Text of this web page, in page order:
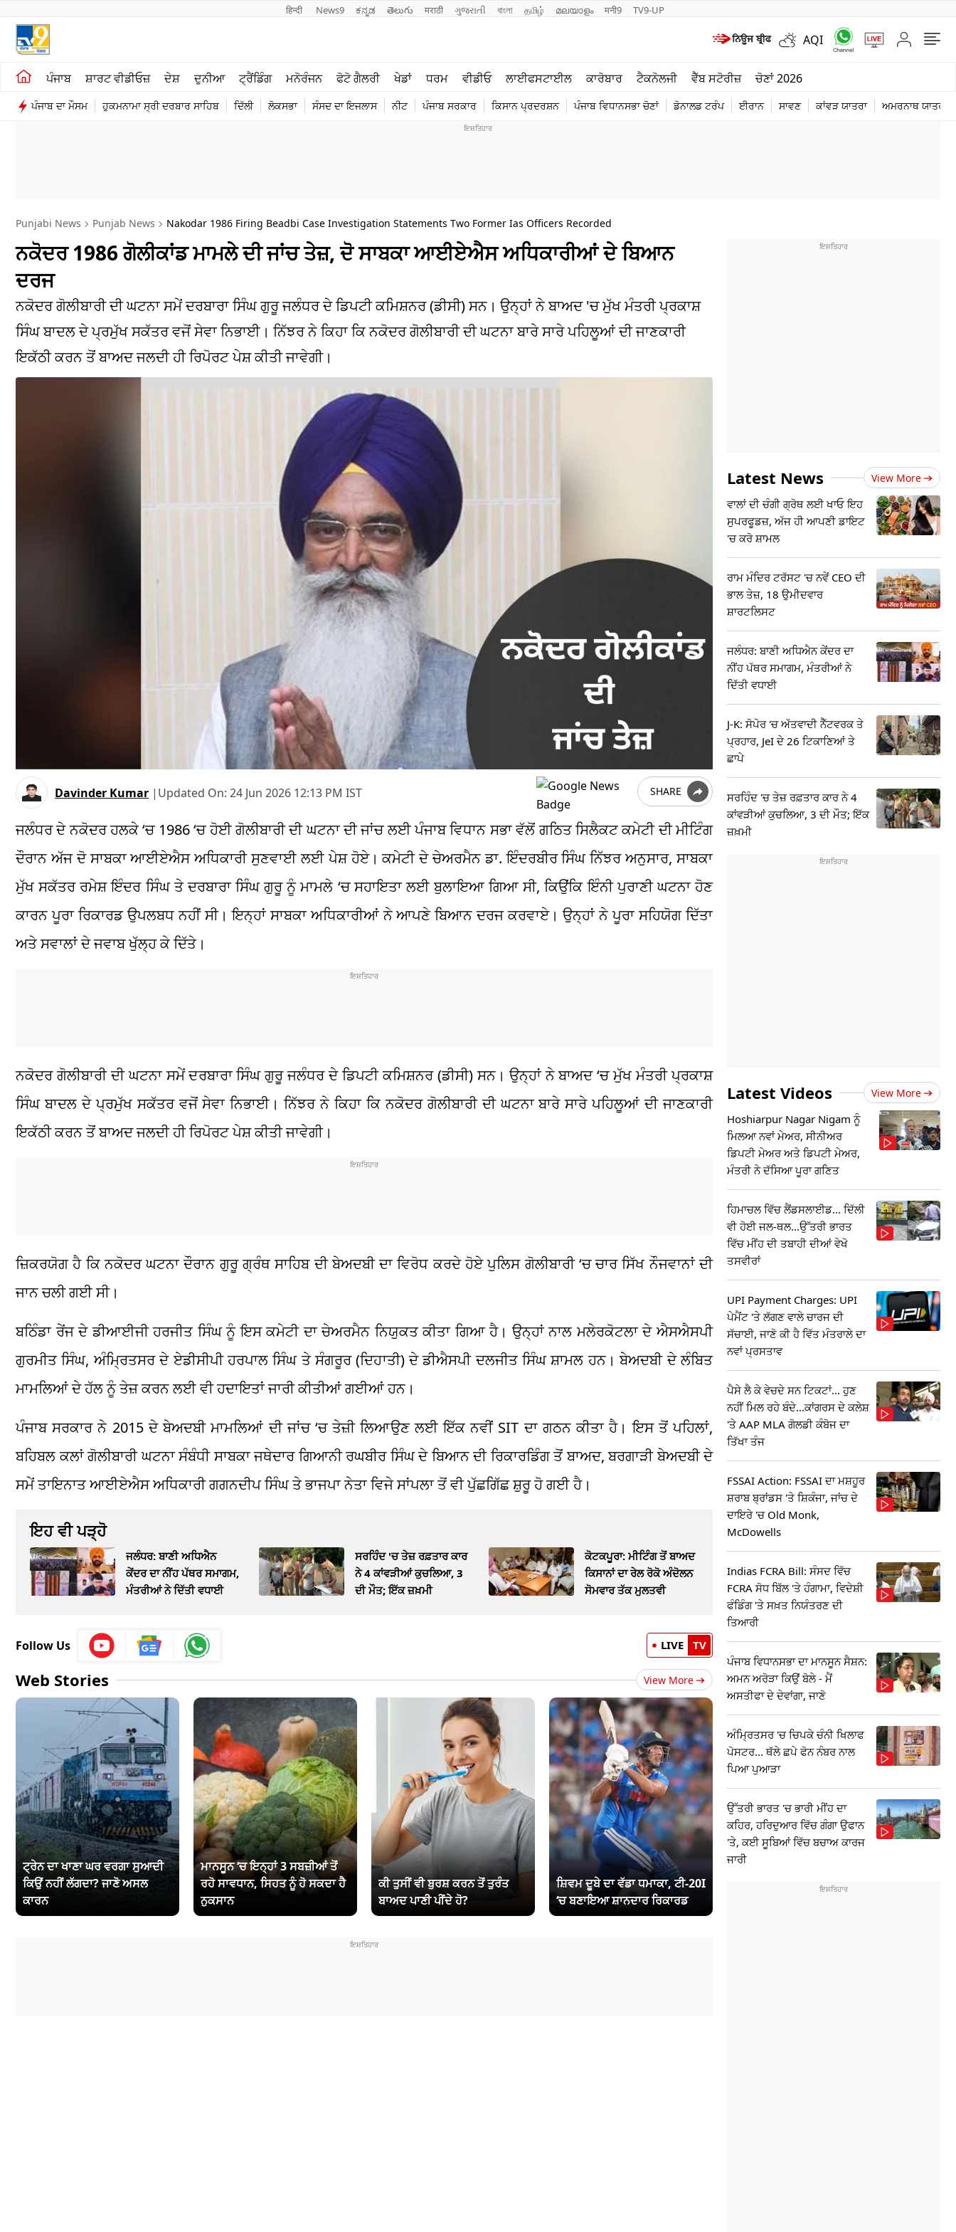
हिन्दी News9 ಕನ್ನಡ తెలుగు मराठी ગુજરાતી বাংলা தமிழ் മലയാളം मनी9 TV9-UP
AQI
ਪੰਜਾਬ ਸ਼ਾਰਟ ਵੀਡੀਓਜ਼ ਦੇਸ਼ ਦੁਨੀਆ ਟ੍ਰੈਂਡਿੰਗ ਮਨੋਰੰਜਨ ਫੋਟੋ ਗੈਲਰੀ ਖੇਡਾਂ ਧਰਮ ਵੀਡੀਓ ਲਾਈਫਸਟਾਈਲ ਕਾਰੋਬਾਰ ਟੈਕਨੋਲਜੀ ਵੈੱਬ ਸਟੋਰੀਜ਼ ਚੋਣਾਂ 2026
ਪੰਜਾਬ ਦਾ ਮੌਸਮ ਹੁਕਮਨਾਮਾ ਸ੍ਰੀ ਦਰਬਾਰ ਸਾਹਿਬ ਦਿੱਲੀ ਲੋਕਸਭਾ ਸੰਸਦ ਦਾ ਇਜਲਾਸ ਨੀਟ ਪੰਜਾਬ ਸਰਕਾਰ ਕਿਸਾਨ ਪ੍ਰਦਰਸ਼ਨ ਪੰਜਾਬ ਵਿਧਾਨਸਭਾ ਚੋਣਾਂ ਡੋਨਾਲਡ ਟਰੰਪ ਈਰਾਨ ਸਾਵਣ ਕਾਂਵੜ ਯਾਤਰਾ ਅਮਰਨਾਥ ਯਾਤਰਾ
ਖੇਤੀਬਾੜੀ
ਸ਼ਾਰਟ ਵੀਡੀਓਜ਼
ਮਨੋਰੰਜਨ
ਪੰਜਾਬ
ਟੈਕਨੋਲਜੀ
ਦੁਨੀਆ
Punjabi News Punjab News Nakodar 1986 Firing Beadbi Case Investigation Statements Two Former Ias Officers Recorded
ਨਕੋਦਰ 1986 ਗੋਲੀਕਾਂਡ ਮਾਮਲੇ ਦੀ ਜਾਂਚ ਤੇਜ਼, ਦੋ ਸਾਬਕਾ ਆਈਏਐਸ ਅਧਿਕਾਰੀਆਂ ਦੇ ਬਿਆਨ
ਦਰਜ
ਨਕੋਦਰ ਗੋਲੀਬਾਰੀ ਦੀ ਘਟਨਾ ਸਮੇਂ ਦਰਬਾਰਾ ਸਿੰਘ ਗੁਰੂ ਜਲੰਧਰ ਦੇ ਡਿਪਟੀ ਕਮਿਸ਼ਨਰ (ਡੀਸੀ) ਸਨ। ਉਨ੍ਹਾਂ ਨੇ ਬਾਅਦ 'ਚ ਮੁੱਖ ਮੰਤਰੀ ਪ੍ਰਕਾਸ਼
ਸਿੰਘ ਬਾਦਲ ਦੇ ਪ੍ਰਮੁੱਖ ਸਕੱਤਰ ਵਜੋਂ ਸੇਵਾ ਨਿਭਾਈ। ਨਿੱਝਰ ਨੇ ਕਿਹਾ ਕਿ ਨਕੋਦਰ ਗੋਲੀਬਾਰੀ ਦੀ ਘਟਨਾ ਬਾਰੇ ਸਾਰੇ ਪਹਿਲੂਆਂ ਦੀ ਜਾਣਕਾਰੀ
ਇਕੱਠੀ ਕਰਨ ਤੋਂ ਬਾਅਦ ਜਲਦੀ ਹੀ ਰਿਪੋਰਟ ਪੇਸ਼ ਕੀਤੀ ਜਾਵੇਗੀ।
Davinder Kumar | Updated On: 24 Jun 2026 12:13 PM IST SHARE
ਜਲੰਧਰ ਦੇ ਨਕੋਦਰ ਹਲਕੇ ‘ਚ 1986 ‘ਚ ਹੋਈ ਗੋਲੀਬਾਰੀ ਦੀ ਘਟਨਾ ਦੀ ਜਾਂਚ ਲਈ ਪੰਜਾਬ ਵਿਧਾਨ ਸਭਾ ਵੱਲੋਂ ਗਠਿਤ ਸਿਲੈਕਟ ਕਮੇਟੀ ਦੀ ਮੀਟਿੰਗ
ਦੌਰਾਨ ਅੱਜ ਦੋ ਸਾਬਕਾ ਆਈਏਐਸ ਅਧਿਕਾਰੀ ਸੁਣਵਾਈ ਲਈ ਪੇਸ਼ ਹੋਏ। ਕਮੇਟੀ ਦੇ ਚੇਅਰਮੈਨ ਡਾ. ਇੰਦਰਬੀਰ ਸਿੰਘ ਨਿੱਝਰ ਅਨੁਸਾਰ, ਸਾਬਕਾ
ਮੁੱਖ ਸਕੱਤਰ ਰਮੇਸ਼ ਇੰਦਰ ਸਿੰਘ ਤੇ ਦਰਬਾਰਾ ਸਿੰਘ ਗੁਰੂ ਨੂੰ ਮਾਮਲੇ ‘ਚ ਸਹਾਇਤਾ ਲਈ ਬੁਲਾਇਆ ਗਿਆ ਸੀ, ਕਿਉਂਕਿ ਇੰਨੀ ਪੁਰਾਣੀ ਘਟਨਾ ਹੋਣ
ਕਾਰਨ ਪੂਰਾ ਰਿਕਾਰਡ ਉਪਲਬਧ ਨਹੀਂ ਸੀ। ਇਨ੍ਹਾਂ ਸਾਬਕਾ ਅਧਿਕਾਰੀਆਂ ਨੇ ਆਪਣੇ ਬਿਆਨ ਦਰਜ ਕਰਵਾਏ। ਉਨ੍ਹਾਂ ਨੇ ਪੂਰਾ ਸਹਿਯੋਗ ਦਿੱਤਾ
ਅਤੇ ਸਵਾਲਾਂ ਦੇ ਜਵਾਬ ਖੁੱਲ੍ਹ ਕੇ ਦਿੱਤੇ।
ਨਕੋਦਰ ਗੋਲੀਬਾਰੀ ਦੀ ਘਟਨਾ ਸਮੇਂ ਦਰਬਾਰਾ ਸਿੰਘ ਗੁਰੂ ਜਲੰਧਰ ਦੇ ਡਿਪਟੀ ਕਮਿਸ਼ਨਰ (ਡੀਸੀ) ਸਨ। ਉਨ੍ਹਾਂ ਨੇ ਬਾਅਦ ‘ਚ ਮੁੱਖ ਮੰਤਰੀ ਪ੍ਰਕਾਸ਼
ਸਿੰਘ ਬਾਦਲ ਦੇ ਪ੍ਰਮੁੱਖ ਸਕੱਤਰ ਵਜੋਂ ਸੇਵਾ ਨਿਭਾਈ। ਨਿੱਝਰ ਨੇ ਕਿਹਾ ਕਿ ਨਕੋਦਰ ਗੋਲੀਬਾਰੀ ਦੀ ਘਟਨਾ ਬਾਰੇ ਸਾਰੇ ਪਹਿਲੂਆਂ ਦੀ ਜਾਣਕਾਰੀ
ਇਕੱਠੀ ਕਰਨ ਤੋਂ ਬਾਅਦ ਜਲਦੀ ਹੀ ਰਿਪੋਰਟ ਪੇਸ਼ ਕੀਤੀ ਜਾਵੇਗੀ।
ਜ਼ਿਕਰਯੋਗ ਹੈ ਕਿ ਨਕੋਦਰ ਘਟਨਾ ਦੌਰਾਨ ਗੁਰੂ ਗ੍ਰੰਥ ਸਾਹਿਬ ਦੀ ਬੇਅਦਬੀ ਦਾ ਵਿਰੋਧ ਕਰਦੇ ਹੋਏ ਪੁਲਿਸ ਗੋਲੀਬਾਰੀ ‘ਚ ਚਾਰ ਸਿੱਖ ਨੌਜਵਾਨਾਂ ਦੀ
ਜਾਨ ਚਲੀ ਗਈ ਸੀ।
ਬਠਿੰਡਾ ਰੇਂਜ ਦੇ ਡੀਆਈਜੀ ਹਰਜੀਤ ਸਿੰਘ ਨੂੰ ਇਸ ਕਮੇਟੀ ਦਾ ਚੇਅਰਮੈਨ ਨਿਯੁਕਤ ਕੀਤਾ ਗਿਆ ਹੈ। ਉਨ੍ਹਾਂ ਨਾਲ ਮਲੇਰਕੋਟਲਾ ਦੇ ਐਸਐਸਪੀ
ਗੁਰਮੀਤ ਸਿੰਘ, ਅੰਮ੍ਰਿਤਸਰ ਦੇ ਏਡੀਸੀਪੀ ਹਰਪਾਲ ਸਿੰਘ ਤੇ ਸੰਗਰੂਰ (ਦਿਹਾਤੀ) ਦੇ ਡੀਐਸਪੀ ਦਲਜੀਤ ਸਿੰਘ ਸ਼ਾਮਲ ਹਨ। ਬੇਅਦਬੀ ਦੇ ਲੰਬਿਤ
ਮਾਮਲਿਆਂ ਦੇ ਹੱਲ ਨੂੰ ਤੇਜ਼ ਕਰਨ ਲਈ ਵੀ ਹਦਾਇਤਾਂ ਜਾਰੀ ਕੀਤੀਆਂ ਗਈਆਂ ਹਨ।
ਪੰਜਾਬ ਸਰਕਾਰ ਨੇ 2015 ਦੇ ਬੇਅਦਬੀ ਮਾਮਲਿਆਂ ਦੀ ਜਾਂਚ ‘ਚ ਤੇਜ਼ੀ ਲਿਆਉਣ ਲਈ ਇੱਕ ਨਵੀਂ SIT ਦਾ ਗਠਨ ਕੀਤਾ ਹੈ। ਇਸ ਤੋਂ ਪਹਿਲਾਂ,
ਬਹਿਬਲ ਕਲਾਂ ਗੋਲੀਬਾਰੀ ਘਟਨਾ ਸੰਬੰਧੀ ਸਾਬਕਾ ਜਥੇਦਾਰ ਗਿਆਨੀ ਰਘਬੀਰ ਸਿੰਘ ਦੇ ਬਿਆਨ ਦੀ ਰਿਕਾਰਡਿੰਗ ਤੋਂ ਬਾਅਦ, ਬਰਗਾੜੀ ਬੇਅਦਬੀ ਦੇ
ਸਮੇਂ ਤਾਇਨਾਤ ਆਈਏਐਸ ਅਧਿਕਾਰੀ ਗਗਨਦੀਪ ਸਿੰਘ ਤੇ ਭਾਜਪਾ ਨੇਤਾ ਵਿਜੇ ਸਾਂਪਲਾ ਤੋਂ ਵੀ ਪੁੱਛਗਿੱਛ ਸ਼ੁਰੂ ਹੋ ਗਈ ਹੈ।
ਇਹ ਵੀ ਪੜ੍ਹੋ
ਜਲੰਧਰ: ਬਾਣੀ ਅਧਿਐਨ
ਕੇਂਦਰ ਦਾ ਨੀਂਹ ਪੱਥਰ ਸਮਾਗਮ,
ਮੰਤਰੀਆਂ ਨੇ ਦਿੱਤੀ ਵਧਾਈ
ਸਰਹਿੰਦ 'ਚ ਤੇਜ਼ ਰਫ਼ਤਾਰ ਕਾਰ
ਨੇ 4 ਕਾਂਵੜੀਆਂ ਕੁਚਲਿਆ, 3
ਦੀ ਮੌਤ; ਇੱਕ ਜ਼ਖ਼ਮੀ
ਕੋਟਕਪੂਰਾ: ਮੀਟਿੰਗ ਤੋਂ ਬਾਅਦ
ਕਿਸਾਨਾਂ ਦਾ ਰੇਲ ਰੋਕੋ ਅੰਦੋਲਨ
ਸੋਮਵਾਰ ਤੱਕ ਮੁਲਤਵੀ
Follow Us LIVE TV
Web Stories View More
ਟ੍ਰੇਨ ਦਾ ਖਾਣਾ ਘਰ ਵਰਗਾ ਸੁਆਦੀ
ਕਿਉਂ ਨਹੀਂ ਲੱਗਦਾ? ਜਾਣੋ ਅਸਲ
ਕਾਰਨ
ਮਾਨਸੂਨ ‘ਚ ਇਨ੍ਹਾਂ 3 ਸਬਜ਼ੀਆਂ ਤੋਂ
ਰਹੋ ਸਾਵਧਾਨ, ਸਿਹਤ ਨੂੰ ਹੋ ਸਕਦਾ ਹੈ
ਨੁਕਸਾਨ
ਕੀ ਤੁਸੀਂ ਵੀ ਬੁਰਸ਼ ਕਰਨ ਤੋਂ ਤੁਰੰਤ
ਬਾਅਦ ਪਾਣੀ ਪੀਂਦੇ ਹੋ?
ਸ਼ਿਵਮ ਦੂਬੇ ਦਾ ਵੱਡਾ ਧਮਾਕਾ, ਟੀ-20I
‘ਚ ਬਣਾਇਆ ਸ਼ਾਨਦਾਰ ਰਿਕਾਰਡ
Latest News View More
ਵਾਲਾਂ ਦੀ ਚੰਗੀ ਗ੍ਰੋਥ ਲਈ ਖਾਓ ਇਹ
ਸੁਪਰਫੂਡਜ਼, ਅੱਜ ਹੀ ਆਪਣੀ ਡਾਇਟ
'ਚ ਕਰੋ ਸ਼ਾਮਲ
ਰਾਮ ਮੰਦਿਰ ਟਰੱਸਟ 'ਚ ਨਵੇਂ CEO ਦੀ
ਭਾਲ ਤੇਜ਼, 18 ਉਮੀਦਵਾਰ
ਸ਼ਾਰਟਲਿਸਟ
ਜਲੰਧਰ: ਬਾਣੀ ਅਧਿਐਨ ਕੇਂਦਰ ਦਾ
ਨੀਂਹ ਪੱਥਰ ਸਮਾਗਮ, ਮੰਤਰੀਆਂ ਨੇ
ਦਿੱਤੀ ਵਧਾਈ
J-K: ਸੋਪੋਰ 'ਚ ਅੱਤਵਾਦੀ ਨੈੱਟਵਰਕ ਤੇ
ਪ੍ਰਹਾਰ, JeI ਦੇ 26 ਟਿਕਾਣਿਆਂ ਤੇ
ਛਾਪੇ
ਸਰਹਿੰਦ 'ਚ ਤੇਜ਼ ਰਫ਼ਤਾਰ ਕਾਰ ਨੇ 4
ਕਾਂਵੜੀਆਂ ਕੁਚਲਿਆ, 3 ਦੀ ਮੌਤ; ਇੱਕ
ਜ਼ਖ਼ਮੀ
Latest Videos View More
Hoshiarpur Nagar Nigam ਨੂੰ
ਮਿਲਆ ਨਵਾਂ ਮੇਅਰ, ਸੀਨੀਅਰ
ਡਿਪਟੀ ਮੇਅਰ ਅਤੇ ਡਿਪਟੀ ਮੇਅਰ,
ਮੰਤਰੀ ਨੇ ਦੱਸਿਆ ਪੂਰਾ ਗਣਿਤ
ਹਿਮਾਚਲ ਵਿੱਚ ਲੈਂਡਸਲਾਈਡ... ਦਿੱਲੀ
ਵੀ ਹੋਈ ਜਲ-ਥਲ...ਉੱਤਰੀ ਭਾਰਤ
ਵਿੱਚ ਮੀਂਹ ਦੀ ਤਬਾਹੀ ਦੀਆਂ ਵੇਖੋ
ਤਸਵੀਰਾਂ
UPI Payment Charges: UPI
ਪੇਮੈਂਟ 'ਤੇ ਲੱਗਣ ਵਾਲੇ ਚਾਰਜ ਦੀ
ਸੱਚਾਈ, ਜਾਣੋ ਕੀ ਹੈ ਵਿੱਤ ਮੰਤਰਾਲੇ ਦਾ
ਨਵਾਂ ਪ੍ਰਸਤਾਵ
ਪੈਸੇ ਲੈ ਕੇ ਵੇਚਦੇ ਸਨ ਟਿਕਟਾਂ... ਹੁਣ
ਨਹੀਂ ਮਿਲ ਰਹੇ ਬੰਦੇ...ਕਾਂਗਰਸ ਦੇ ਕਲੇਸ਼
'ਤੇ AAP MLA ਗੋਲਡੀ ਕੰਬੋਜ ਦਾ
ਤਿੱਖਾ ਤੰਜ
FSSAI Action: FSSAI ਦਾ ਮਸ਼ਹੂਰ
ਸ਼ਰਾਬ ਬ੍ਰਾਂਡਸ 'ਤੇ ਸ਼ਿਕੰਜਾ, ਜਾਂਚ ਦੇ
ਦਾਇਰੇ 'ਚ Old Monk,
McDowells
Indias FCRA Bill: ਸੰਸਦ ਵਿੱਚ
FCRA ਸੋਧ ਬਿੱਲ 'ਤੇ ਹੰਗਾਮਾ, ਵਿਦੇਸ਼ੀ
ਫੰਡਿੰਗ 'ਤੇ ਸਖ਼ਤ ਨਿਯੰਤਰਣ ਦੀ
ਤਿਆਰੀ
ਪੰਜਾਬ ਵਿਧਾਨਸਭਾ ਦਾ ਮਾਨਸੂਨ ਸੈਸ਼ਨ:
ਅਮਨ ਅਰੋੜਾ ਕਿਉਂ ਬੋਲੇ - ਮੈਂ
ਅਸਤੀਫਾ ਦੇ ਦੇਵਾਂਗਾ, ਜਾਣੋ
ਅੰਮ੍ਰਿਤਸਰ 'ਚ ਚਿਪਕੇ ਚੰਨੀ ਖਿਲਾਫ
ਪੋਸਟਰ... ਥੱਲੇ ਛਪੇ ਫੋਨ ਨੰਬਰ ਨਾਲ
ਪਿਆ ਪੁਆੜਾ
ਉੱਤਰੀ ਭਾਰਤ 'ਚ ਭਾਰੀ ਮੀਂਹ ਦਾ
ਕਹਿਰ, ਹਰਿਦੁਆਰ ਵਿੱਚ ਗੰਗਾ ਉਫਾਨ
'ਤੇ, ਕਈ ਸੂਬਿਆਂ ਵਿੱਚ ਬਚਾਅ ਕਾਰਜ
ਜਾਰੀ